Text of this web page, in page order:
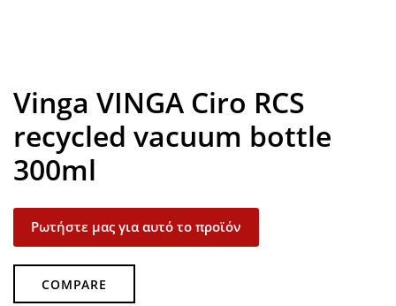
Vinga VINGA Ciro RCS
recycled vacuum bottle
300ml
Ρωτήστε μας για αυτό το προϊόν
COMPARE